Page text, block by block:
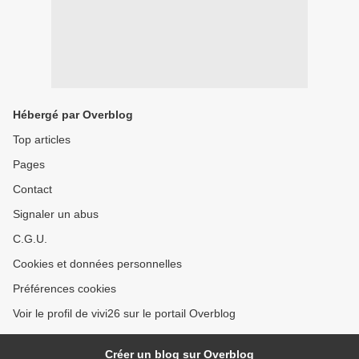
Hébergé par Overblog
Top articles
Pages
Contact
Signaler un abus
C.G.U.
Cookies et données personnelles
Préférences cookies
Voir le profil de vivi26 sur le portail Overblog
Créer un blog sur Overblog